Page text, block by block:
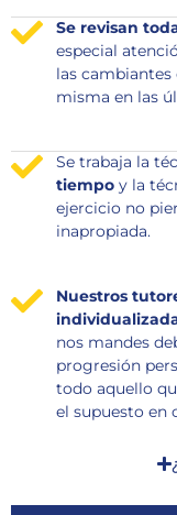
Se revisan
especial
las
misma en las
Se trabaja la
tiempo y la
ejercicio no
inapropiada.
Nuestros
nos mandes
progresión
todo aquello
el supuesto en